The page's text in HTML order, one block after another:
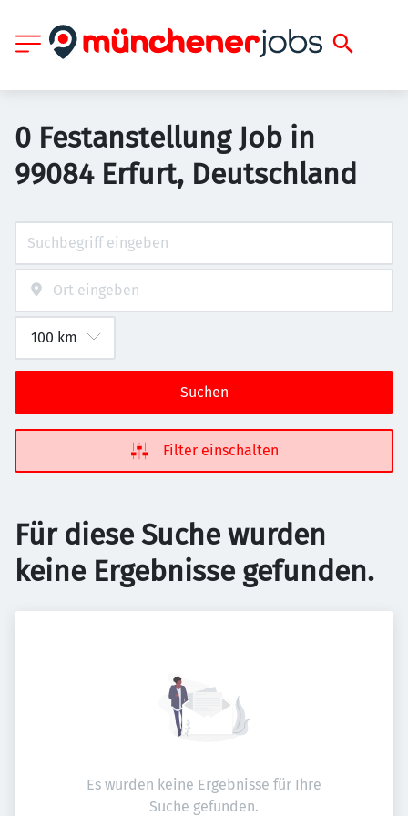
0 Festanstellung Job in
99084 Erfurt, Deutschland
Suchen
Filter einschalten
Für diese Suche wurden
keine Ergebnisse gefunden.
Es wurden keine Ergebnisse für Ihre
Suche gefunden.